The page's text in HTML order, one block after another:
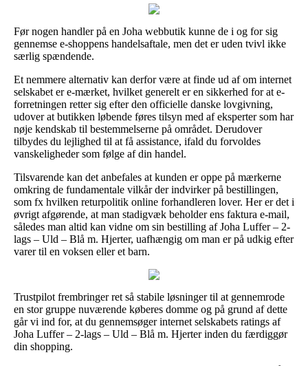
Før nogen handler på en Joha webbutik kunne de i og for sig
gennemse e-shoppens handelsaftale, men det er uden tvivl ikke
særlig spændende.
Et nemmere alternativ kan derfor være at finde ud af om internet
selskabet er e-mærket, hvilket generelt er en sikkerhed for at e-
forretningen retter sig efter den officielle danske lovgivning,
udover at butikken løbende føres tilsyn med af eksperter som har
nøje kendskab til bestemmelserne på området. Derudover
tilbydes du lejlighed til at få assistance, ifald du forvoldes
vanskeligheder som følge af din handel.
Tilsvarende kan det anbefales at kunden er oppe på mærkerne
omkring de fundamentale vilkår der indvirker på bestillingen,
som fx hvilken returpolitik online forhandleren lover. Her er det i
øvrigt afgørende, at man stadigvæk beholder ens faktura e-mail,
således man altid kan vidne om sin bestilling af Joha Luffer – 2-
lags – Uld – Blå m. Hjerter, uafhængig om man er på udkig efter
varer til en voksen eller et barn.
Trustpilot frembringer ret så stabile løsninger til at gennemrode
en stor gruppe nuværende køberes domme og på grund af dette
går vi ind for, at du gennemsøger internet selskabets ratings af
Joha Luffer – 2-lags – Uld – Blå m. Hjerter inden du færdiggør
din shopping.